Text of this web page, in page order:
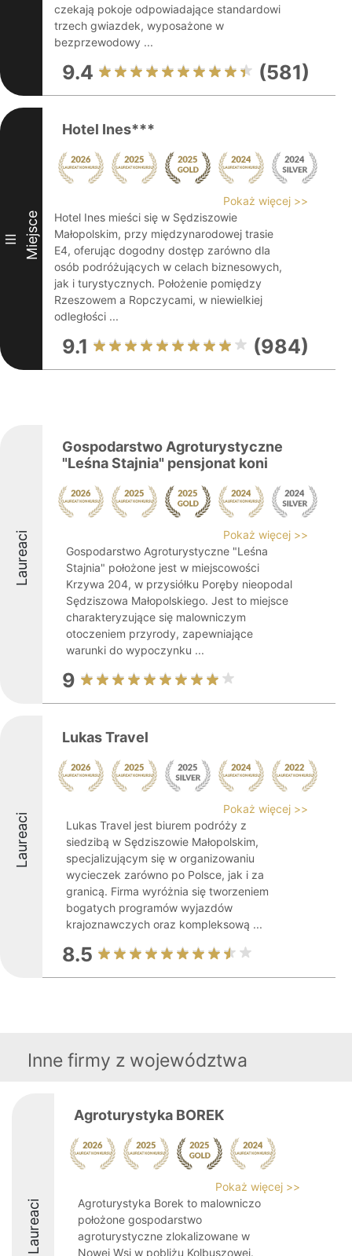
czekają pokoje odpowiadające standardowi
trzech gwiazdek, wyposażone w
bezprzewodowy ...
9.4 (581)
III Miejsce
Hotel Ines***
Pokaż więcej >>
Hotel Ines mieści się w Sędziszowie
Małopolskim, przy międzynarodowej trasie
E4, oferując dogodny dostęp zarówno dla
osób podróżujących w celach biznesowych,
jak i turystycznych. Położenie pomiędzy
Rzeszowem a Ropczycami, w niewielkiej
odległości ...
9.1 (984)
Laureaci
Gospodarstwo Agroturystyczne
"Leśna Stajnia" pensjonat koni
Pokaż więcej >>
Gospodarstwo Agroturystyczne "Leśna
Stajnia" położone jest w miejscowości
Krzywa 204, w przysiółku Poręby nieopodal
Sędziszowa Małopolskiego. Jest to miejsce
charakteryzujące się malowniczym
otoczeniem przyrody, zapewniające
warunki do wypoczynku ...
9
Laureaci
Lukas Travel
Pokaż więcej >>
Lukas Travel jest biurem podróży z
siedzibą w Sędziszowie Małopolskim,
specjalizującym się w organizowaniu
wycieczek zarówno po Polsce, jak i za
granicą. Firma wyróżnia się tworzeniem
bogatych programów wyjazdów
krajoznawczych oraz kompleksową ...
8.5
Inne firmy z województwa
Laureaci
Agroturystyka BOREK
Pokaż więcej >>
Agroturystyka Borek to malowniczo
położone gospodarstwo
agroturystyczne zlokalizowane w
Nowej Wsi w pobliżu Kolbuszowej.